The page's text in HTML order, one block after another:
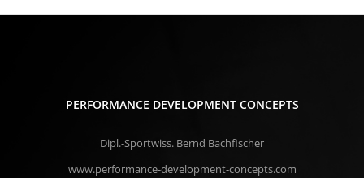
PERFORMANCE DEVELOPMENT CONCEPTS
Dipl.-Sportwiss. Bernd Bachfischer
www.performance-development-concepts.com